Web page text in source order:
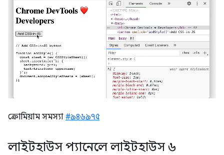
ক্রোমিয়াম সমস্যা #৯৪৬৯৭৫
লাইটহাউস প্যানেলে লাইটহাউস ৬